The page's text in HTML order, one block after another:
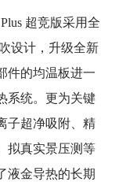
超竞版采用全
设计，升级全新
件的均温板进一
系统。更为关键
子超净吸附、精
拟真实景压测等
液金导热的长期